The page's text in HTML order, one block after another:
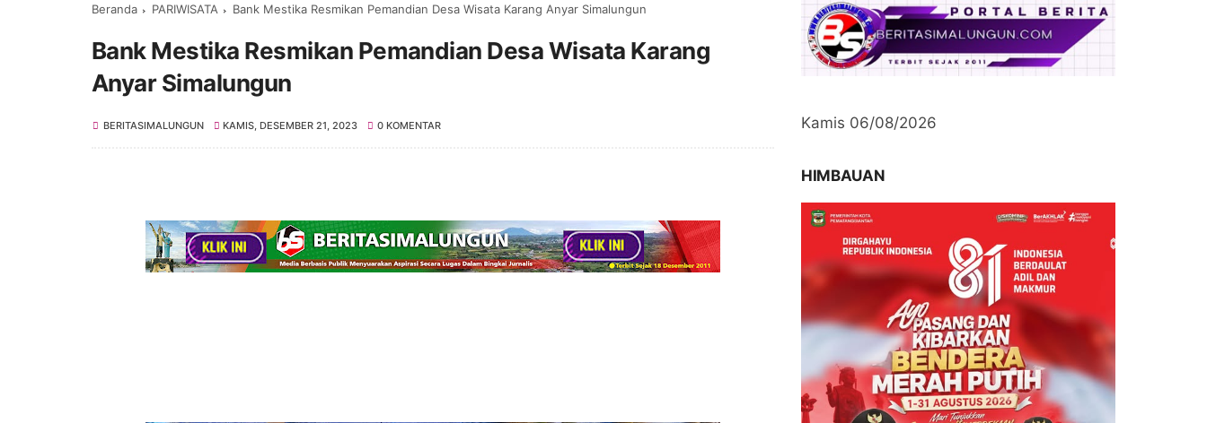
Beranda PARIWISATA Bank Mestika Resmikan Pemandian Desa Wisata Karang Anyar Simalungun
Bank Mestika Resmikan Pemandian Desa Wisata Karang
Anyar Simalungun
BERITASIMALUNGUN KAMIS, DESEMBER 21, 2023 0 KOMENTAR Kamis 06/08/2026
HIMBAUAN